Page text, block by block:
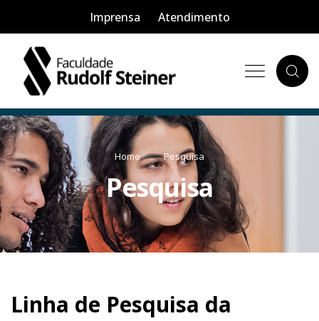
Imprensa Atendimento
Home Pesquisa
Pesquisa
Linha de Pesquisa da